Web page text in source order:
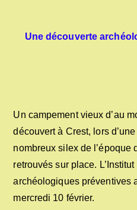
Une découverte
Un campement vieux d’au
découvert à Crest, lors
nombreux silex de l’époque
retrouvés sur place.
archéologiques préventives
mercredi 10 février.